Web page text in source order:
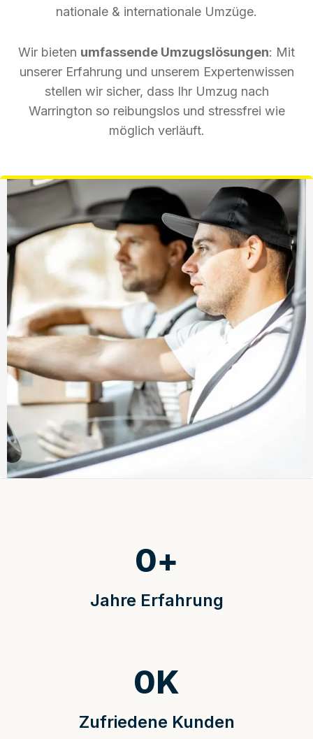
nationale & internationale Umzüge.
Wir bieten umfassende Umzugslösungen: Mit
unserer Erfahrung und unserem Expertenwissen
stellen wir sicher, dass Ihr Umzug nach
Warrington so reibungslos und stressfrei wie
möglich verläuft.
Jahre Erfahrung
0+
Zufriedene Kunden
0K